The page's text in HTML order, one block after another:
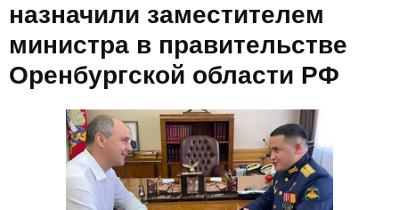
назначили заместителем
министра в правительстве
Оренбургской области РФ